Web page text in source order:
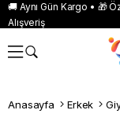
🚚 Aynı Gün Kargo • 🎁
Alışveriş
Anasayfa Erkek